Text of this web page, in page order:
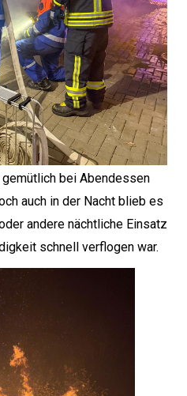
bei Abendessen
auch in der Nacht blieb es
andere nächtliche Einsatz
schnell verflogen war.